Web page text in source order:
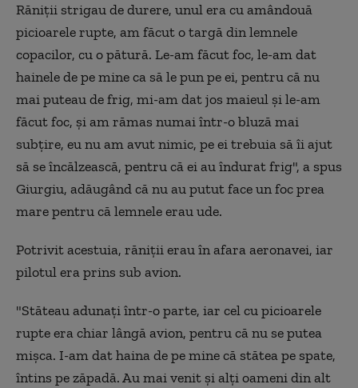
Răniţii strigau de durere, unul era cu amândouă
picioarele rupte, am făcut o targă din lemnele
copacilor, cu o pătură. Le-am făcut foc, le-am dat
hainele de pe mine ca să le pun pe ei, pentru că nu
mai puteau de frig, mi-am dat jos maieul şi le-am
făcut foc, şi am rămas numai într-o bluză mai
subţire, eu nu am avut nimic, pe ei trebuia să îi ajut
să se încălzească, pentru că ei au îndurat frig", a spus
Giurgiu, adăugând că nu au putut face un foc prea
mare pentru că lemnele erau ude.
Potrivit acestuia, răniţii erau în afara aeronavei, iar
pilotul era prins sub avion.
"Stăteau adunaţi într-o parte, iar cel cu picioarele
rupte era chiar lângă avion, pentru că nu se putea
mişca. I-am dat haina de pe mine că stătea pe spate,
întins pe zăpadă. Au mai venit şi alţi oameni din alt